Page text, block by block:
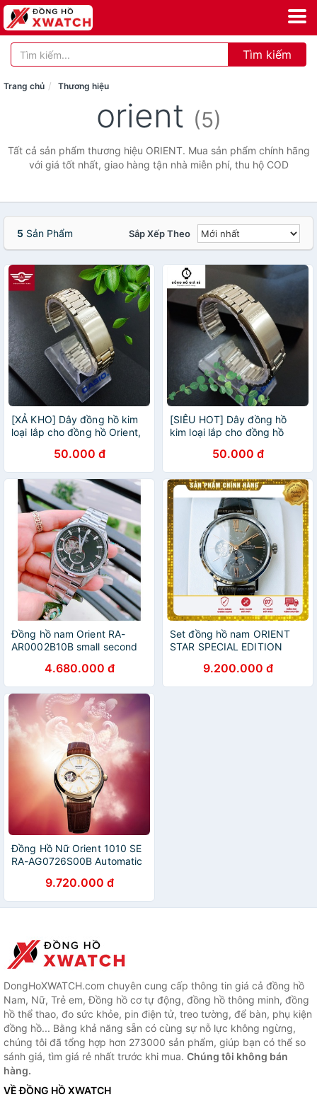
Tìm kiếm
Trang chủ Thương hiệu
orient (5)
Tất cả sản phẩm thương hiệu ORIENT. Mua sản phẩm chính hãng
với giá tốt nhất, giao hàng tận nhà miễn phí, thu hộ COD
5 Sản Phẩm Sắp Xếp Theo
[XẢ KHO] Dây đồng hồ kim
loại lắp cho đồng hồ Orient,
50.000 đ
[SIÊU HOT] Dây đồng hồ
kim loại lắp cho đồng hồ
cao cấp size 18mm
50.000 đ
Đồng hồ nam Orient RA-
AR0002B10B small second
4.680.000 đ
Set đồng hồ nam ORIENT
STAR SPECIAL EDITION
da và 1 dây kim loại
9.200.000 đ
Đồng Hồ Nữ Orient 1010 SE
RA-AG0726S00B Automatic
Quốc, Dây Da Cao Câp
9.720.000 đ
DongHoXWATCH.com chuyên cung cấp thông tin giá cả đồng hồ
Nam, Nữ, Trẻ em, Đồng hồ cơ tự động, đồng hồ thông minh, đồng
hồ thể thao, đo sức khỏe, pin điện tử, treo tường, để bàn, phụ kiện
đồng hồ... Bằng khả năng sẵn có cùng sự nỗ lực không ngừng,
chúng tôi đã tổng hợp hơn 273000 sản phẩm, giúp bạn có thể so
sánh giá, tìm giá rẻ nhất trước khi mua. Chúng tôi không bán
hàng.
VỀ ĐỒNG HỒ XWATCH